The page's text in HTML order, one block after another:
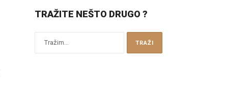
TRAŽITE NEŠTO DRUGO ?